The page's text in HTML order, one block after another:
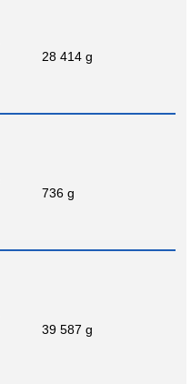
28 414 g
736 g
39 587 g